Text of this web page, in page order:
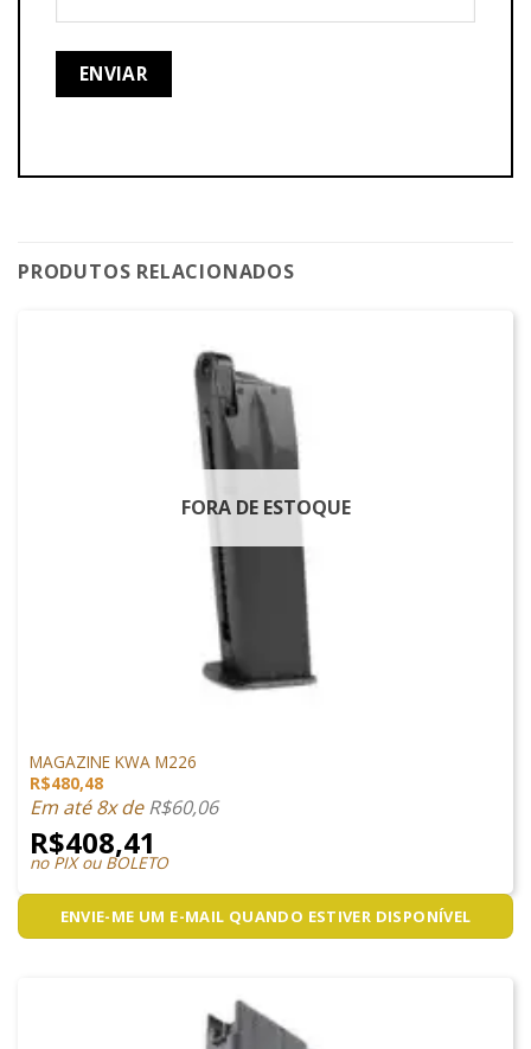
PRODUTOS RELACIONADOS
FORA DE ESTOQUE
MAGAZINE KWA M226
R$480,48
Em até 8x deR$60,06
R$408,41
no PIX ou BOLETO
ENVIE-ME UM E-MAIL QUANDO ESTIVER DISPONÍVEL